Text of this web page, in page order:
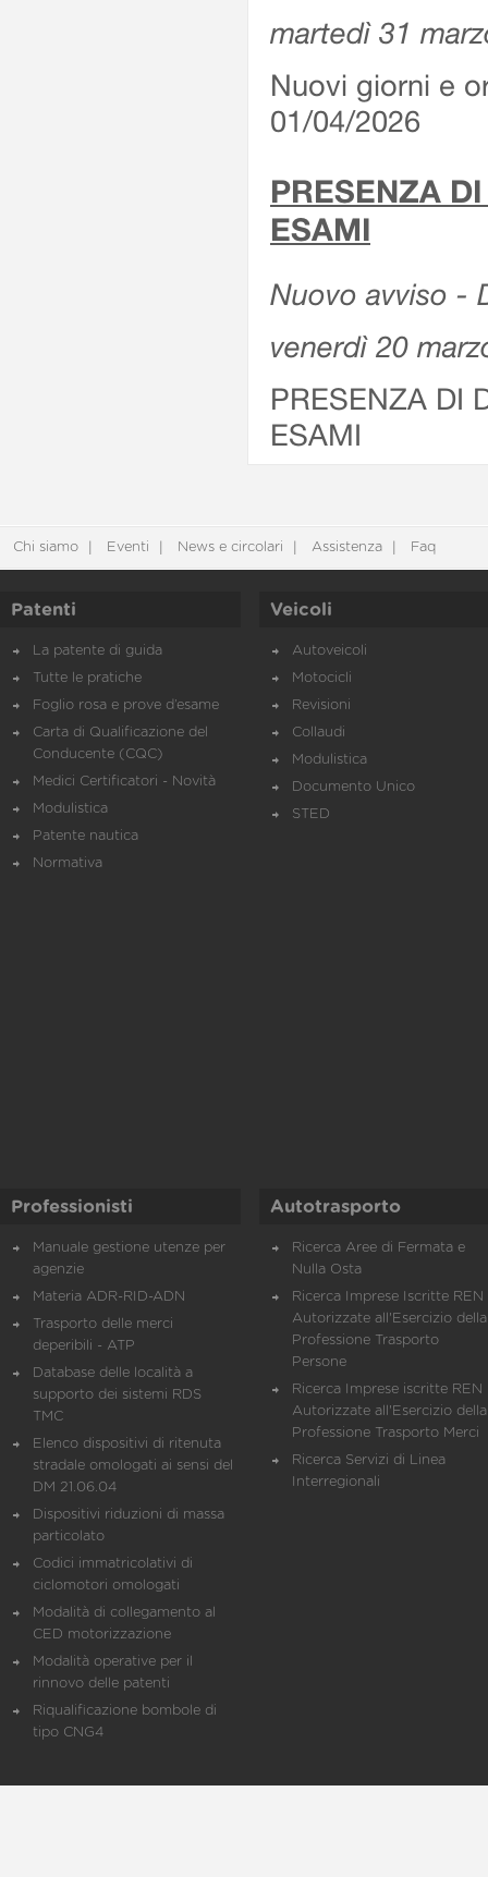
martedì 31
Nuovi giorni e
01/04/2026
PRESENZA
ESAMI
Nuovo avviso -
venerdì 20
PRESENZA DI
ESAMI
Chi siamo Eventi News e circolari Assistenza Faq
Patenti
La patente di guida
Tutte le pratiche
Foglio rosa e prove d’esame
Carta di Qualificazione del
Conducente (CQC)
Medici Certificatori - Novità
Modulistica
Patente nautica
Normativa
Veicoli
Autoveicoli
Motocicli
Revisioni
Collaudi
Modulistica
Documento Unico
STED
Professionisti
Manuale gestione utenze per
agenzie
Materia ADR-RID-ADN
Trasporto delle merci
deperibili - ATP
Database delle località a
supporto dei sistemi RDS
TMC
Elenco dispositivi di ritenuta
stradale omologati ai sensi del
DM 21.06.04
Dispositivi riduzioni di massa
particolato
Codici immatricolativi di
ciclomotori omologati
Modalità di collegamento al
CED motorizzazione
Modalità operative per il
rinnovo delle patenti
Riqualificazione bombole di
tipo CNG4
Autotrasporto
Ricerca Aree di Fermata e
Nulla Osta
Ricerca Imprese Iscritte REN
Autorizzate all'Esercizio della
Professione Trasporto
Persone
Ricerca Imprese iscritte REN
Autorizzate all'Esercizio della
Professione Trasporto Merci
Ricerca Servizi di Linea
Interregionali